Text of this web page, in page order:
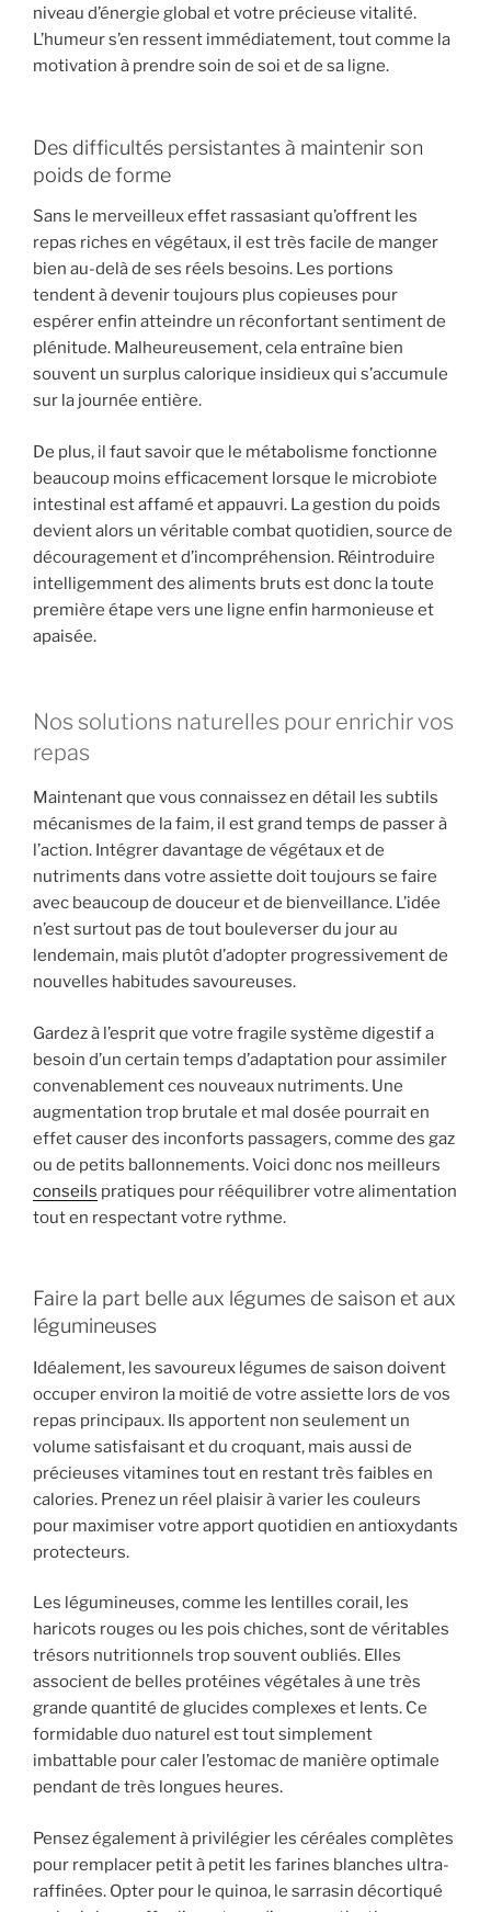
niveau d’énergie global et votre précieuse vitalité.
L’humeur s’en ressent immédiatement, tout comme la
motivation à prendre soin de soi et de sa ligne.
Des difficultés persistantes à maintenir son
poids de forme
Sans le merveilleux effet rassasiant qu’offrent les
repas riches en végétaux, il est très facile de manger
bien au-delà de ses réels besoins. Les portions
tendent à devenir toujours plus copieuses pour
espérer enfin atteindre un réconfortant sentiment de
plénitude. Malheureusement, cela entraîne bien
souvent un surplus calorique insidieux qui s’accumule
sur la journée entière.
De plus, il faut savoir que le métabolisme fonctionne
beaucoup moins efficacement lorsque le microbiote
intestinal est affamé et appauvri. La gestion du poids
devient alors un véritable combat quotidien, source de
découragement et d’incompréhension. Réintroduire
intelligemment des aliments bruts est donc la toute
première étape vers une ligne enfin harmonieuse et
apaisée.
Nos solutions naturelles pour enrichir vos
repas
Maintenant que vous connaissez en détail les subtils
mécanismes de la faim, il est grand temps de passer à
l’action. Intégrer davantage de végétaux et de
nutriments dans votre assiette doit toujours se faire
avec beaucoup de douceur et de bienveillance. L’idée
n’est surtout pas de tout bouleverser du jour au
lendemain, mais plutôt d’adopter progressivement de
nouvelles habitudes savoureuses.
Gardez à l’esprit que votre fragile système digestif a
besoin d’un certain temps d’adaptation pour assimiler
convenablement ces nouveaux nutriments. Une
augmentation trop brutale et mal dosée pourrait en
effet causer des inconforts passagers, comme des gaz
ou de petits ballonnements. Voici donc nos meilleurs
conseils pratiques pour rééquilibrer votre alimentation
tout en respectant votre rythme.
Faire la part belle aux légumes de saison et aux
légumineuses
Idéalement, les savoureux légumes de saison doivent
occuper environ la moitié de votre assiette lors de vos
repas principaux. Ils apportent non seulement un
volume satisfaisant et du croquant, mais aussi de
précieuses vitamines tout en restant très faibles en
calories. Prenez un réel plaisir à varier les couleurs
pour maximiser votre apport quotidien en antioxydants
protecteurs.
Les légumineuses, comme les lentilles corail, les
haricots rouges ou les pois chiches, sont de véritables
trésors nutritionnels trop souvent oubliés. Elles
associent de belles protéines végétales à une très
grande quantité de glucides complexes et lents. Ce
formidable duo naturel est tout simplement
imbattable pour caler l’estomac de manière optimale
pendant de très longues heures.
Pensez également à privilégier les céréales complètes
pour remplacer petit à petit les farines blanches ultra-
raffinées. Opter pour le quinoa, le sarrasin décortiqué